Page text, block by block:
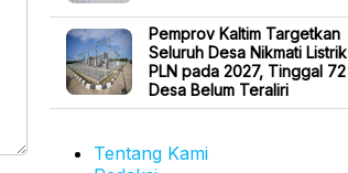
Pemprov Kaltim Targetkan
Seluruh Desa Nikmati Listrik
PLN pada 2027, Tinggal 72
Desa Belum Teraliri
Tentang Kami